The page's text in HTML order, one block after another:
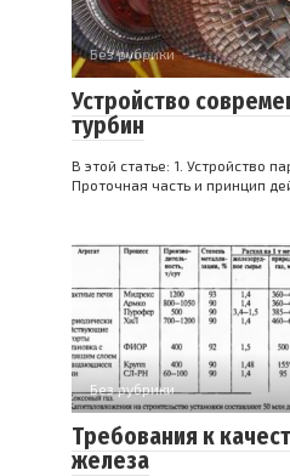
Без рубрики
Устройство
турбин
В этой статье: 1. Устройство
Проточная часть и принцип
Без рубрики
Требования к
железа